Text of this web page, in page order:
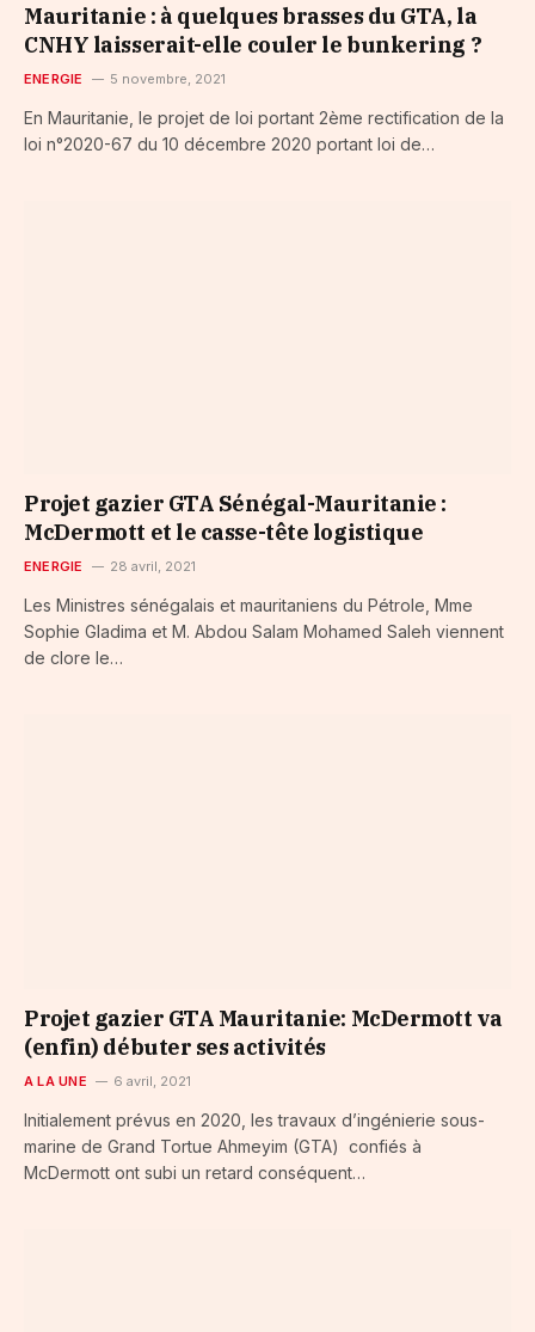
Mauritanie : à quelques brasses du GTA, la
CNHY laisserait-elle couler le bunkering ?
ENERGIE 5 novembre, 2021
En Mauritanie, le projet de loi portant 2ème rectification de la
loi n°2020-67 du 10 décembre 2020 portant loi de…
Projet gazier GTA Sénégal-Mauritanie :
McDermott et le casse-tête logistique
ENERGIE 28 avril, 2021
Les Ministres sénégalais et mauritaniens du Pétrole, Mme
Sophie Gladima et M. Abdou Salam Mohamed Saleh viennent
de clore le…
Projet gazier GTA Mauritanie: McDermott va
(enfin) débuter ses activités
A LA UNE 6 avril, 2021
Initialement prévus en 2020, les travaux d’ingénierie sous-
marine de Grand Tortue Ahmeyim (GTA) confiés à
McDermott ont subi un retard conséquent…